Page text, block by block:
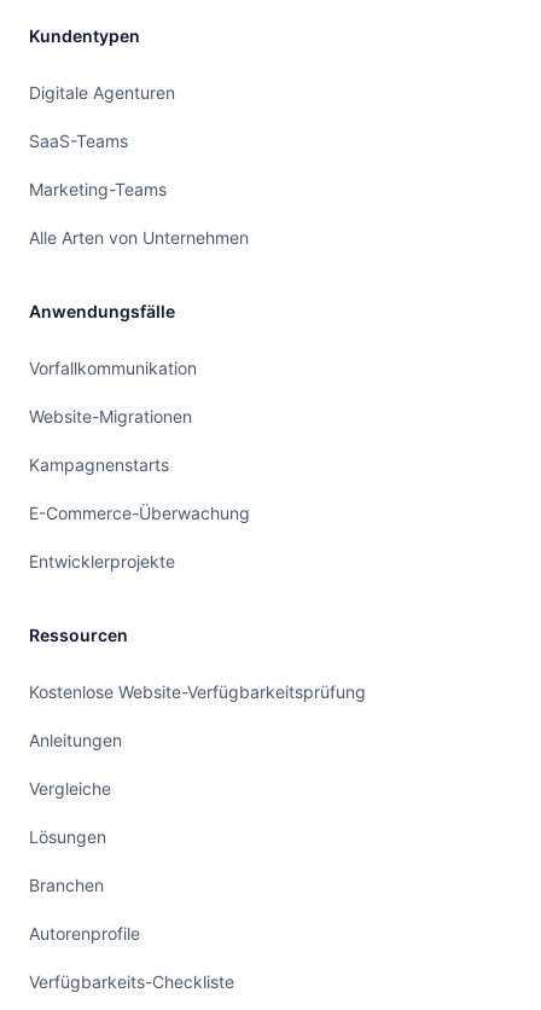
Kundentypen
Digitale Agenturen
SaaS-Teams
Marketing-Teams
Alle Arten von Unternehmen
Anwendungsfälle
Vorfallkommunikation
Website-Migrationen
Kampagnenstarts
E-Commerce-Überwachung
Entwicklerprojekte
Ressourcen
Kostenlose Website-Verfügbarkeitsprüfung
Anleitungen
Vergleiche
Lösungen
Branchen
Autorenprofile
Verfügbarkeits-Checkliste